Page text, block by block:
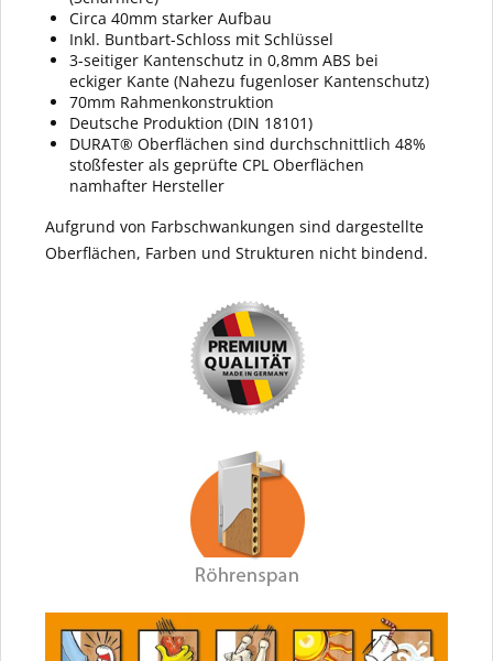
Circa 40mm starker Aufbau
Inkl. Buntbart-Schloss mit Schlüssel
3-seitiger Kantenschutz in 0,8mm ABS bei
eckiger Kante (Nahezu fugenloser Kantenschutz)
70mm Rahmenkonstruktion
Deutsche Produktion (DIN 18101)
DURAT® Oberflächen sind durchschnittlich 48%
stoßfester als geprüfte CPL Oberflächen
namhafter Hersteller
Aufgrund von Farbschwankungen sind dargestellte
Oberflächen, Farben und Strukturen nicht bindend.